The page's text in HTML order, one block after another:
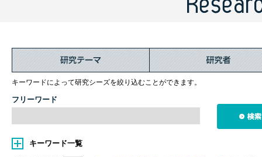
キーワードによって研究シーズを絞り込むことができます。
フリーワード
キーワード一覧